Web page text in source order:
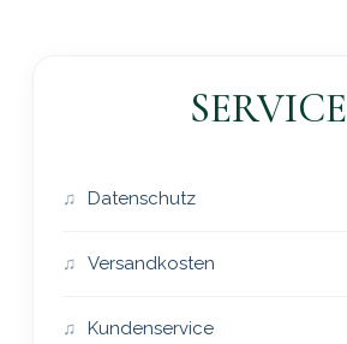
SERVICE
Datenschutz
Versandkosten
Kundenservice